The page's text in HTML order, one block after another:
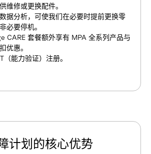
维修或更换配件。
据分析，可使我们在必要时提前更换零
必要停机。
CARE 套餐额外享有 MPA 全系列产品与
优惠。
（能力验证）注册。
计划 的核心优势